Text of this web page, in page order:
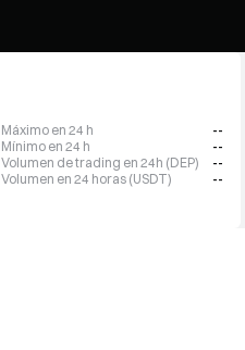
Máximo en 24 h
--
Mínimo en 24 h
--
Volumen de trading en 24h (DEP)
--
Volumen en 24 horas (USDT)
--